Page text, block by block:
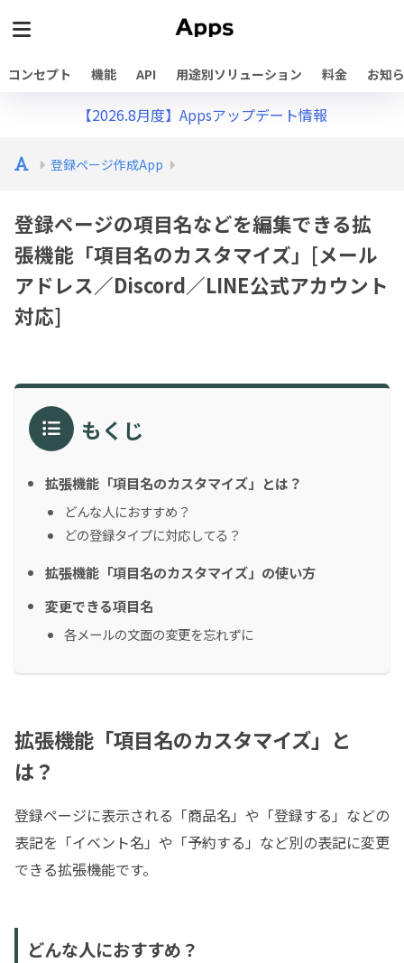
コンセプト 機能 API 用途別ソリューション 料金 お知
【2026.8月度】Appsアップデート情報
登録ページ作成App
登録ページの項目名などを編集できる拡
張機能「項目名のカスタマイズ」[メール
アドレス／Discord／LINE公式アカウント
対応]
もくじ
拡張機能「項目名のカスタマイズ」とは？
どんな人におすすめ？
どの登録タイプに対応してる？
拡張機能「項目名のカスタマイズ」の使い方
変更できる項目名
各メールの文面の変更を忘れずに
拡張機能「項目名のカスタマイズ」と
は？
登録ページに表示される「商品名」や「登録する」などの
表記を「イベント名」や「予約する」など別の表記に変更
できる拡張機能です。
どんな人におすすめ？